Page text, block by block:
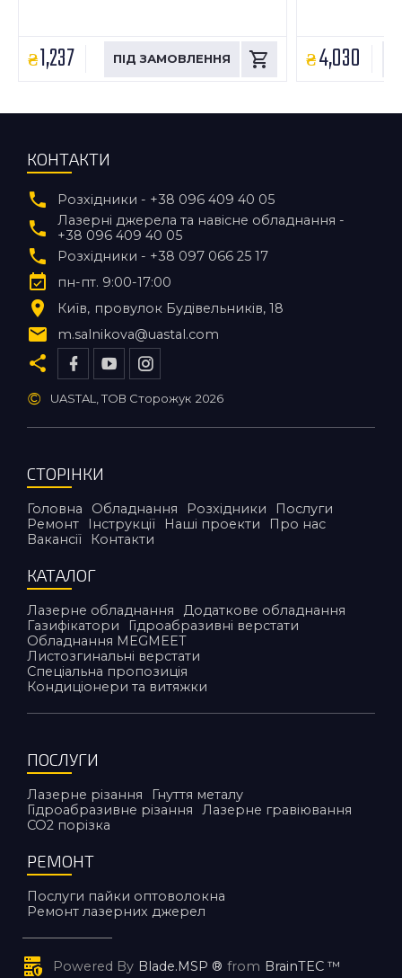
1,237 4,030
КОНТАКТИ
Розхідники - +38 096 409 40 05
Лазерні джерела та навісне обладнання -
+38 096 409 40 05
Розхідники - +38 097 066 25 17
пн-пт. 9:00-17:00
Київ
провулок Будівельників, 18
m.salnikova@uastal.com
© UASTAL, ТОВ Сторожук 2026
СТОРІНКИ
Головна Обладнання Розхідники
Послуги
Ремонт
Інструкції Наші проекти
Про нас
Вакансії
Контакти
КАТАЛОГ
Лазерне обладнання
Додаткове обладнання
Газифікатори
Гідроабразивні верстати
Обладнання MEGMEET
Листозгинальні верстати
Спеціальна пропозиція
Кондиціонери та витяжки
ПОСЛУГИ
Лазерне різання
Гнуття металу
Гідроабразивне різання
Лазерне гравіювання
CO2 порiзка
РЕМОНТ
Послуги пайки оптоволокна
Ремонт лазерних джерел
Powered By Blade.MSP ® from BrainTEC ™